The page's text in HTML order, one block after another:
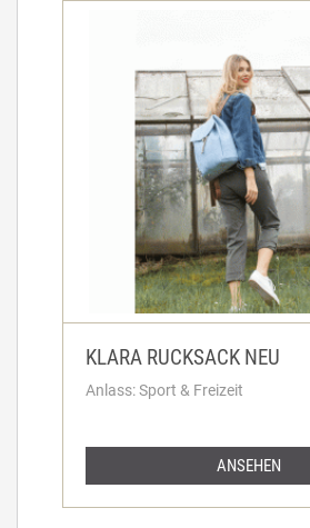
KLARA RUCKSACK NEU
Anlass: Sport & Freizeit
ANSEHEN